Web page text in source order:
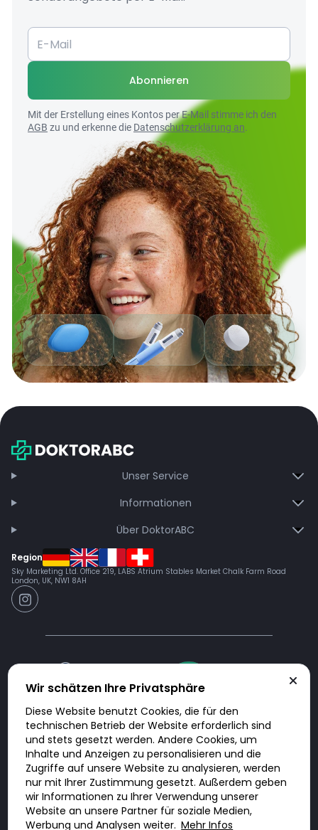
Abonnieren
Mit der Erstellung eines Kontos per E-Mail stimme ich den
AGB zu und erkenne die Datenschutzerklärung an.
Unser Service
Informationen
Über DoktorABC
Region
Sky Marketing Ltd. Office 219, LABS Atrium Stables Market Chalk Farm Road
London, UK, NW1 8AH
Doktorabc.com ist eine Vermittlungsplattform. Doktorabc ist ausdrücklich
keine Internetapotheke. Doktorabc bietet keine Medikamente oder
sonstige Produkte an oder liefert diese. Jegliche Informationen zu
Produkten, Medikamenten und Preisen auf der Internetseite beinhalten
kein Angebot von Doktorabc an Sie. Für die Einhaltung der in Ihrem Land
geltenden Gesetze und sonstigen Rechtsvorschriften sind Sie als Nutzer
selbst verantwortlich. Die Nutzung unseres Services auf Doktorabc durch
Sie erfolgt auf eigenes Risiko und in eigener Verantwortung. Sie erklären,
diese Internetseite aus eigener Initiative zu besuchen und zu nutzen.
Wir schätzen Ihre Privatsphäre
Diese Website benutzt Cookies, die für den
technischen Betrieb der Website erforderlich sind
und stets gesetzt werden. Andere Cookies, um
Inhalte und Anzeigen zu personalisieren und die
Zugriffe auf unsere Website zu analysieren, werden
nur mit Ihrer Zustimmung gesetzt. Außerdem geben
wir Informationen zu Ihrer Verwendung unserer
Website an unsere Partner für soziale Medien,
Werbung und Analysen weiter. Mehr Infos